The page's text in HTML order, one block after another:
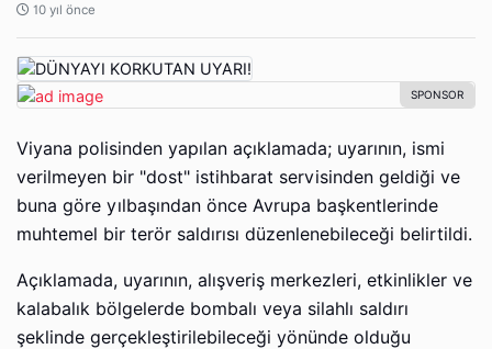
10 yıl önce
Viyana polisinden yapılan açıklamada; uyarının, ismi
verilmeyen bir "dost" istihbarat servisinden geldiği ve
buna göre yılbaşından önce Avrupa başkentlerinde
muhtemel bir terör saldırısı düzenlenebileceği belirtildi.
Açıklamada, uyarının, alışveriş merkezleri, etkinlikler ve
kalabalık bölgelerde bombalı veya silahlı saldırı
şeklinde gerçekleştirilebileceği yönünde olduğu